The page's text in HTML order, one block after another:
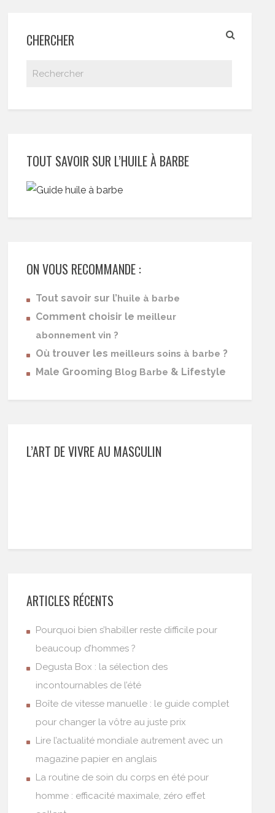
CHERCHER
TOUT SAVOIR SUR L’HUILE À BARBE
ON VOUS RECOMMANDE :
Tout savoir sur l’huile à barbe
Comment choisir le meilleur
abonnement vin ?
Où trouver les meilleurs soins à barbe ?
Male Grooming Blog Barbe & Lifestyle
L’ART DE VIVRE AU MASCULIN
ARTICLES RÉCENTS
Pourquoi bien s’habiller reste difficile pour
beaucoup d’hommes ?
Degusta Box : la sélection des
incontournables de l’été
Boîte de vitesse manuelle : le guide complet
pour changer la vôtre au juste prix
Lire l’actualité mondiale autrement avec un
magazine papier en anglais
La routine de soin du corps en été pour
homme : efficacité maximale, zéro effet